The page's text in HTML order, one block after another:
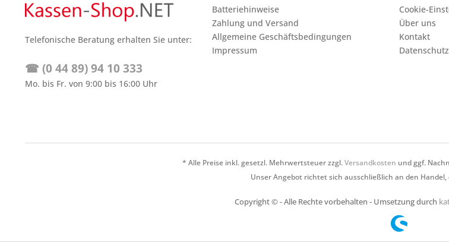
Telefonische Beratung erhalten Sie unter:
☎ (0 44 89) 94 10 333
Mo. bis Fr. von 9:00 bis 16:00 Uhr
Batteriehinweise
Zahlung und Versand
Allgemeine Geschäftsbedingungen
Impressum
Cookie-
Über uns
Kontakt
Datenschutz
* Alle Preise inkl. gesetzl. Mehrwertsteuer zzgl.Versandkosten und ggf.
Unser Angebot richtet sich ausschließlich an den
Copyright © - Alle Rechte vorbehalten - Umsetzung durch